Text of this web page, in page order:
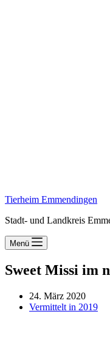
Tierheim Emmendingen
Stadt- und Landkreis
Menü
Sweet Missi im
24. März 2020
Vermittelt in 2019